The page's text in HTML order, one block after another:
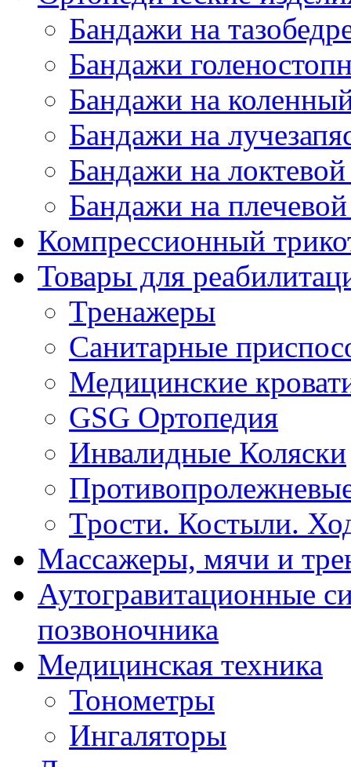
Бандажи на
Бандажи
Бандажи на
Бандажи на
Бандажи на локтевой
Бандажи на плечевой
Компрессионный
Товары для
Тренажеры
Санитарные
Медицинские
GSG Ортопедия
Инвалидные Коляски
Трости. Костыли.
Массажеры, мячи и
Аутогравитационные
позвоночника
Медицинская техника
Тонометры
Ингаляторы